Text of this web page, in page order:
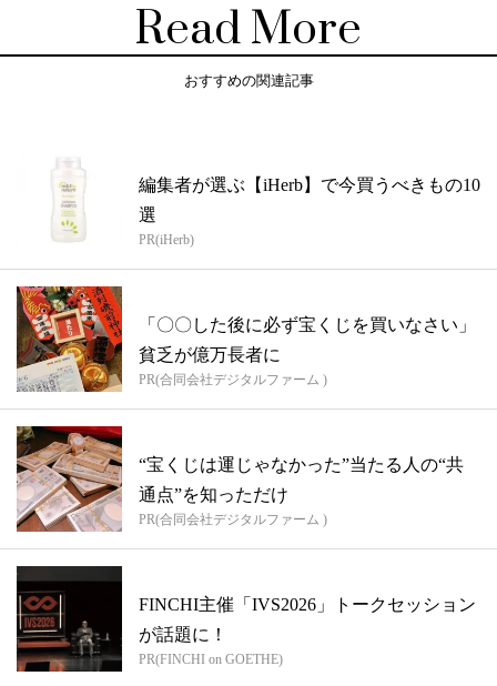
Read More
おすすめの関連記事
編集者が選ぶ【iHerb】で今買うべきもの10
選
PR(iHerb)
「〇〇した後に必ず宝くじを買いなさい」
貧乏が億万長者に
PR(合同会社デジタルファーム )
“宝くじは運じゃなかった”当たる人の“共
通点”を知っただけ
PR(合同会社デジタルファーム )
FINCHI主催「IVS2026」トークセッション
が話題に！
PR(FINCHI on GOETHE)